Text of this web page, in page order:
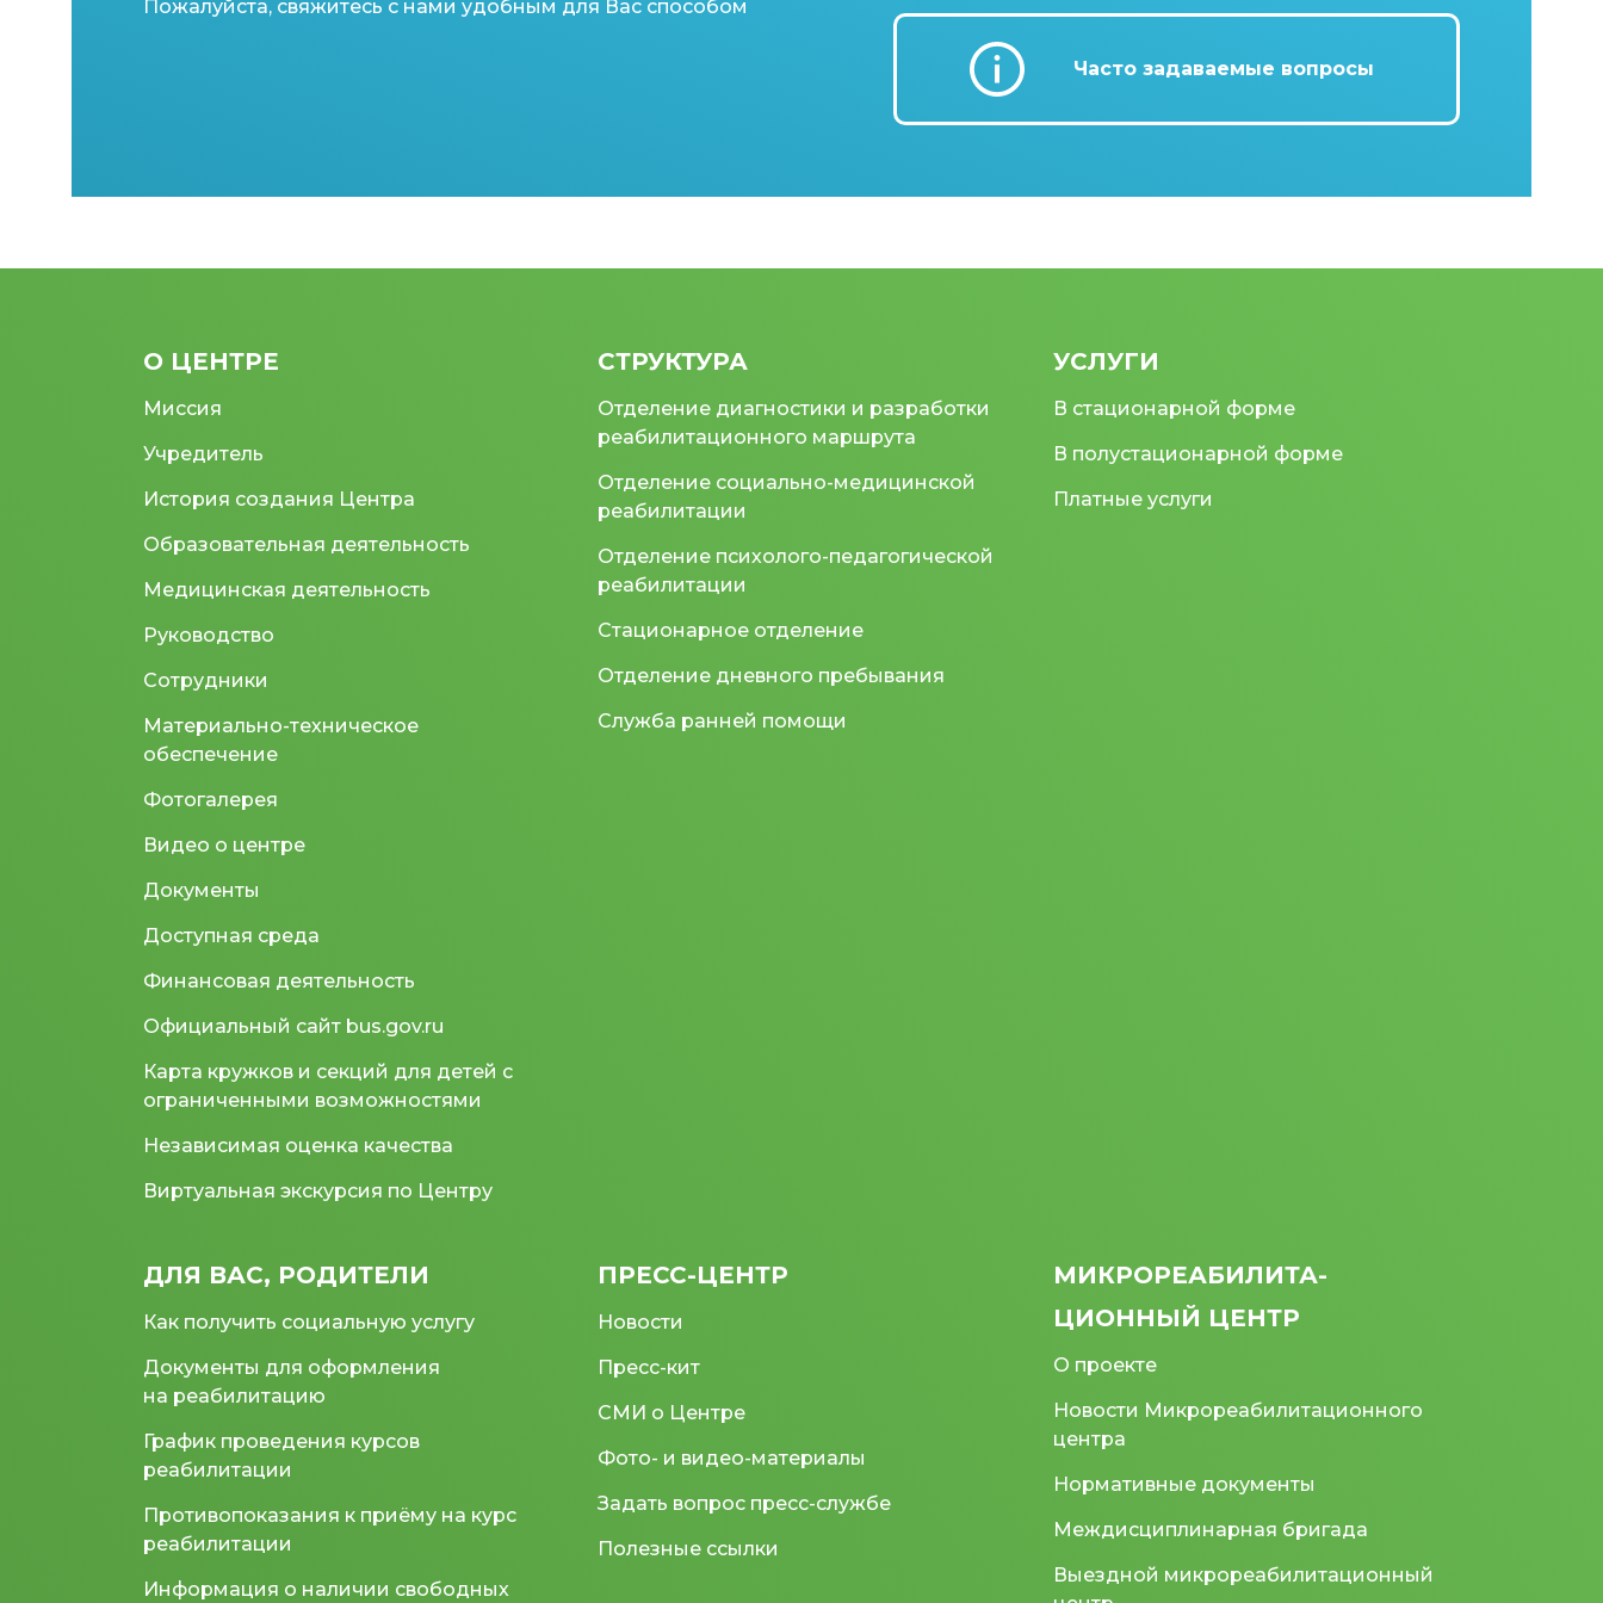
Пожалуйста, свяжитесь с нами удобным для Вас способом
Часто задаваемые вопросы
О ЦЕНТРЕ
Миссия
Учредитель
История создания Центра
Образовательная деятельность
Медицинская деятельность
Руководство
Сотрудники
Материально-техническое
обеспечение
Фотогалерея
Видео о центре
Документы
Доступная среда
Финансовая деятельность
Официальный сайт bus.gov.ru
Карта кружков и секций для детей с
ограниченными возможностями
Независимая оценка качества
Виртуальная экскурсия по Центру
СТРУКТУРА
Отделение диагностики и разработки
реабилитационного маршрута
Отделение социально-медицинской
реабилитации
Отделение психолого-педагогической
реабилитации
Стационарное отделение
Отделение дневного пребывания
Служба ранней помощи
УСЛУГИ
В стационарной форме
В полустационарной форме
Платные услуги
ДЛЯ ВАС, РОДИТЕЛИ
Как получить социальную услугу
Документы для оформления
на реабилитацию
График проведения курсов
реабилитации
Противопоказания к приёму на курс
реабилитации
Информация о наличии свободных
ПРЕСС-ЦЕНТР
Новости
Пресс-кит
СМИ о Центре
Фото- и видео-материалы
Задать вопрос пресс-службе
Полезные ссылки
МИКРО­РЕАБИЛИТА­
ЦИОННЫЙ ЦЕНТР
О проекте
Новости Микрореабилитационного
центра
Нормативные документы
Междисциплинарная бригада
Выездной микрореабилитационный